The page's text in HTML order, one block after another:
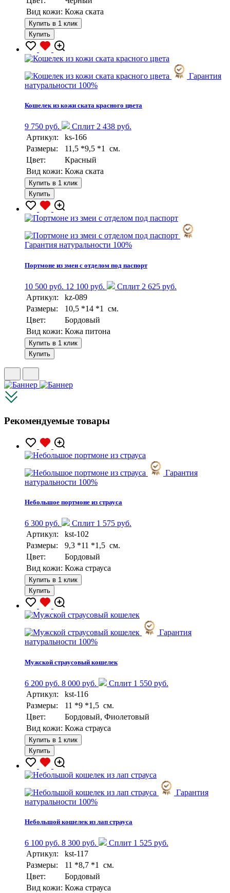
Вид кожи: Кожа ската
Купить в 1 клик
Купить
Гарантия
натуральности 100%
Кошелек из кожи ската красного цвета
9 750 руб.
Сплит 2 438 руб.
Артикул:
ks-166
Размеры:
11,5 *9,5 *1 см.
Цвет:
Красный
Вид кожи: Кожа ската
Купить в 1 клик
Купить
Гарантия натуральности 100%
Портмоне из змеи с отделом под паспорт
10 500 руб. 12 100 руб.
Сплит 2 625 руб.
Артикул:
kz-089
Размеры:
10,5 *14 *1 см.
Цвет:
Бордовый
Вид кожи: Кожа питона
Купить в 1 клик
Купить
Рекомендуемые товары
Гарантия
натуральности 100%
Небольшое портмоне из страуса
6 300 руб.
Сплит 1 575 руб.
Артикул:
kst-102
Размеры:
9,3 *11 *1,5 см.
Цвет:
Бордовый
Вид кожи: Кожа страуса
Купить в 1 клик
Купить
Гарантия
натуральности 100%
Мужской страусовый кошелек
6 200 руб. 8 000 руб.
Сплит 1 550 руб.
Артикул:
kst-116
Размеры:
11 *9 *1,5 см.
Цвет:
Бордовый, Фиолетовый
Вид кожи: Кожа страуса
Купить в 1 клик
Купить
Гарантия
натуральности 100%
Небольшой кошелек из лап страуса
6 100 руб. 8 300 руб.
Сплит 1 525 руб.
Артикул:
kst-117
Размеры:
11 *8,7 *1 см.
Цвет:
Бордовый
Вид кожи: Кожа страуса